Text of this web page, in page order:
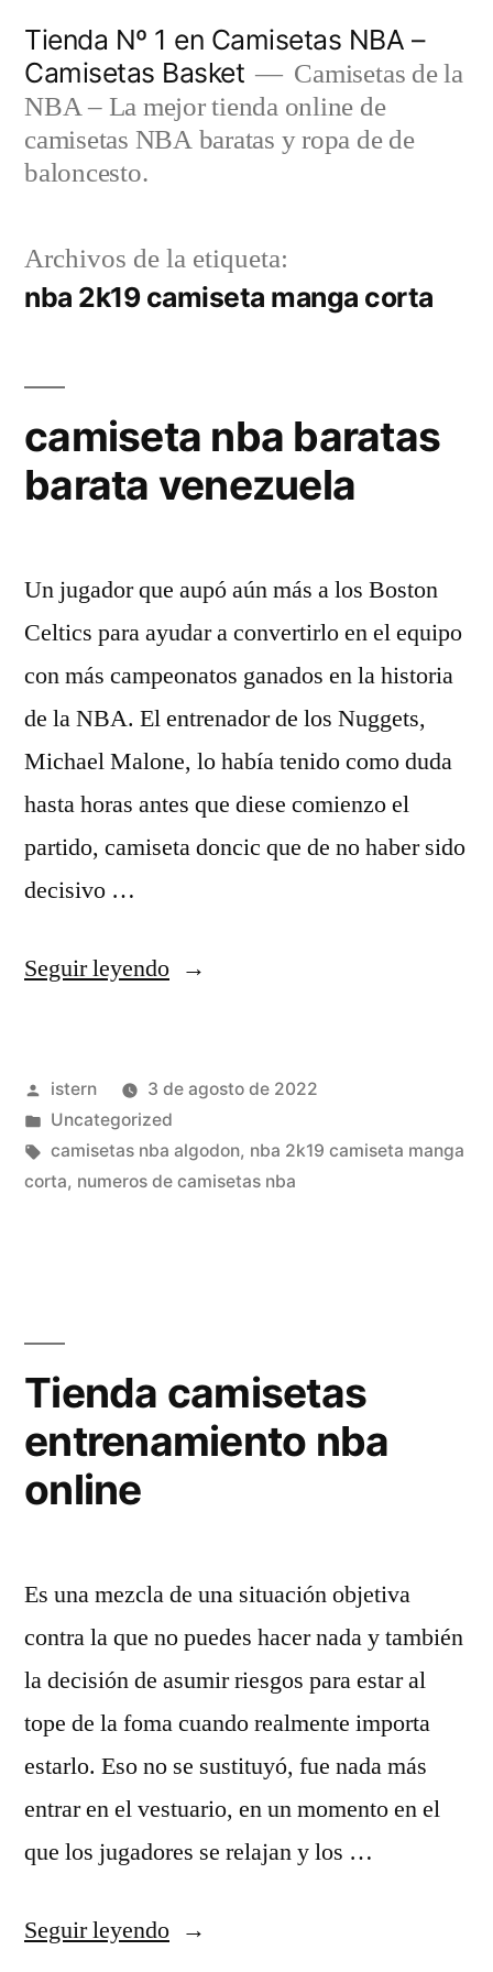
contenido
Tienda Nº 1 en Camisetas NBA –
Camisetas Basket
Camisetas de la
NBA – La mejor tienda online de
camisetas NBA baratas y ropa de de
baloncesto.
Archivos de la etiqueta:
nba 2k19 camiseta manga corta
camiseta nba baratas
barata venezuela
Un jugador que aupó aún más a los Boston
Celtics para ayudar a convertirlo en el equipo
con más campeonatos ganados en la historia
de la NBA. El entrenador de los Nuggets,
Michael Malone, lo había tenido como duda
hasta horas antes que diese comienzo el
partido, camiseta doncic que de no haber sido
decisivo …
Seguir leyendo«camiseta
barata
venezuela»
Publicado
por
istern
3 de agosto de 2022
Publicado
en
Uncategorized
Etiquetas:
camisetas nba algodon, nba 2k19 camiseta manga
corta, numeros de camisetas nba
Tienda camisetas
entrenamiento nba
online
Es una mezcla de una situación objetiva
contra la que no puedes hacer nada y también
la decisión de asumir riesgos para estar al
tope de la foma cuando realmente importa
estarlo. Eso no se sustituyó, fue nada más
entrar en el vestuario, en un momento en el
que los jugadores se relajan y los …
Seguir leyendo«Tienda